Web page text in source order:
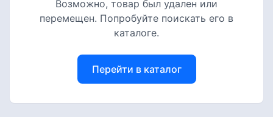
Возможно, товар был удален или
перемещен. Попробуйте поискать его в
каталоге.
Перейти в каталог